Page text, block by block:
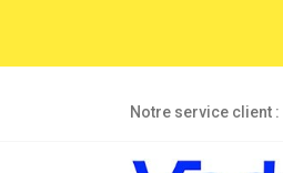
Notre service client :